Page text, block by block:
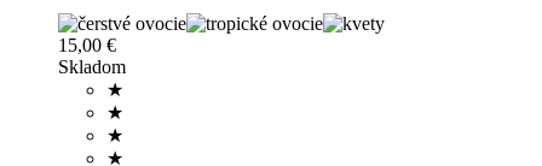
15,00 €
Skladom
★
★
★
★